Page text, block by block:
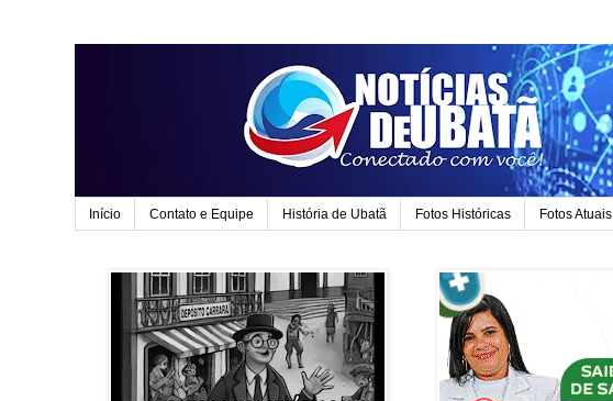
Início Contato e Equipe História de Ubatã Fotos Históricas Fotos Atuais